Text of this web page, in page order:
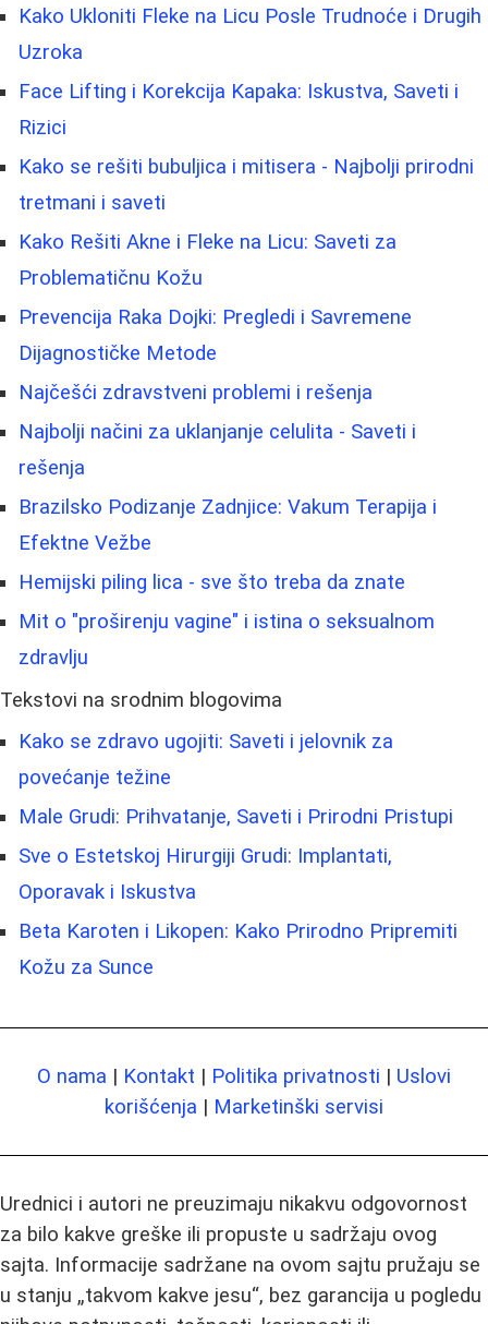
Kako Ukloniti Fleke na Licu Posle Trudnoće i Drugih
Uzroka
Face Lifting i Korekcija Kapaka: Iskustva, Saveti i
Rizici
Kako se rešiti bubuljica i mitisera - Najbolji prirodni
tretmani i saveti
Kako Rešiti Akne i Fleke na Licu: Saveti za
Problematičnu Kožu
Prevencija Raka Dojki: Pregledi i Savremene
Dijagnostičke Metode
Najčešći zdravstveni problemi i rešenja
Najbolji načini za uklanjanje celulita - Saveti i
rešenja
Brazilsko Podizanje Zadnjice: Vakum Terapija i
Efektne Vežbe
Hemijski piling lica - sve što treba da znate
Mit o "proširenju vagine" i istina o seksualnom
zdravlju
Tekstovi na srodnim blogovima
Kako se zdravo ugojiti: Saveti i jelovnik za
povećanje težine
Male Grudi: Prihvatanje, Saveti i Prirodni Pristupi
Sve o Estetskoj Hirurgiji Grudi: Implantati,
Oporavak i Iskustva
Beta Karoten i Likopen: Kako Prirodno Pripremiti
Kožu za Sunce
O nama | Kontakt | Politika privatnosti | Uslovi
korišćenja | Marketinški servisi
Urednici i autori ne preuzimaju nikakvu odgovornost
za bilo kakve greške ili propuste u sadržaju ovog
sajta. Informacije sadržane na ovom sajtu pružaju se
u stanju „takvom kakve jesu“, bez garancija u pogledu